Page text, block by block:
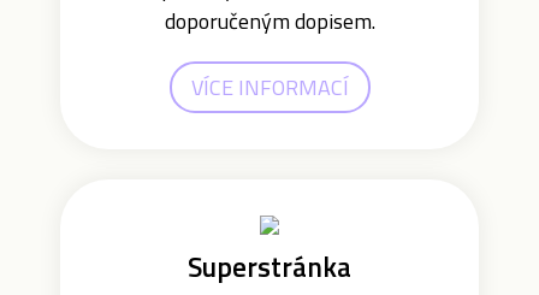
doporučeným dopisem.
VÍCE INFORMACÍ
Superstránka